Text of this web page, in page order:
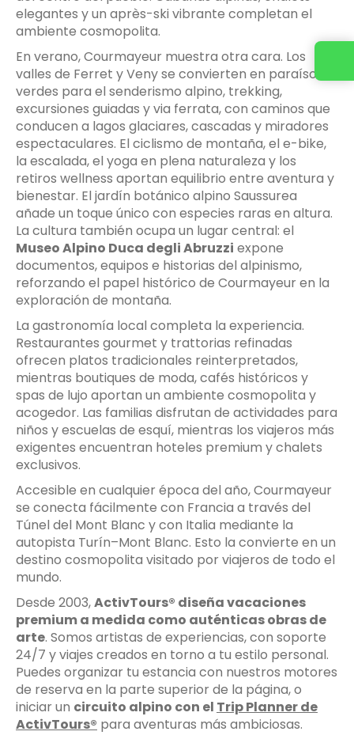
elegantes y un après-ski vibrante completan el
ambiente cosmopolita.
En verano, Courmayeur muestra otra cara. Los
valles de Ferret y Veny se convierten en paraísos
verdes para el senderismo alpino, trekking,
excursiones guiadas y via ferrata, con caminos que
conducen a lagos glaciares, cascadas y miradores
espectaculares. El ciclismo de montaña, el e-bike,
la escalada, el yoga en plena naturaleza y los
retiros wellness aportan equilibrio entre aventura y
bienestar. El jardín botánico alpino Saussurea
añade un toque único con especies raras en altura.
La cultura también ocupa un lugar central: el
Museo Alpino Duca degli Abruzzi expone
documentos, equipos e historias del alpinismo,
reforzando el papel histórico de Courmayeur en la
exploración de montaña.
La gastronomía local completa la experiencia.
Restaurantes gourmet y trattorias refinadas
ofrecen platos tradicionales reinterpretados,
mientras boutiques de moda, cafés históricos y
spas de lujo aportan un ambiente cosmopolita y
acogedor. Las familias disfrutan de actividades para
niños y escuelas de esquí, mientras los viajeros más
exigentes encuentran hoteles premium y chalets
exclusivos.
Accesible en cualquier época del año, Courmayeur
se conecta fácilmente con Francia a través del
Túnel del Mont Blanc y con Italia mediante la
autopista Turín–Mont Blanc. Esto la convierte en un
destino cosmopolita visitado por viajeros de todo el
mundo.
Desde 2003,ActivTours® diseña vacaciones
premium a medida como auténticas obras de
arte. Somos artistas de experiencias, con soporte
24/7 y viajes creados en torno a tu estilo personal.
Puedes organizar tu estancia con nuestros motores
de reserva en la parte superior de la página, o
iniciar un circuito alpino con el Trip Planner de
ActivTours® para aventuras más ambiciosas.